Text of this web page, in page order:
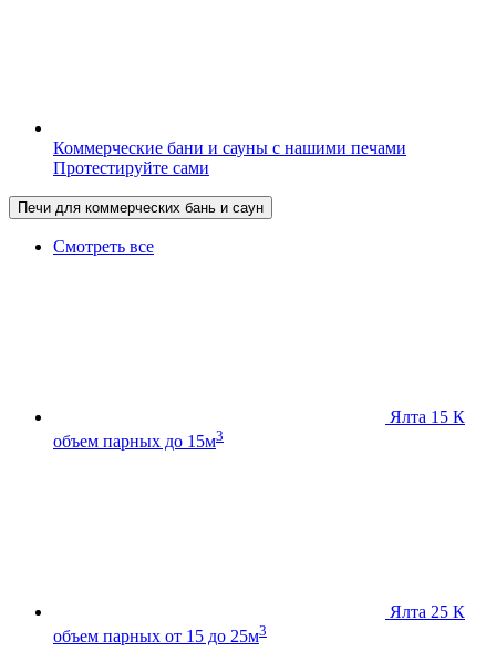
Коммерческие бани и сауны с нашими печами
Протестируйте сами
Печи для коммерческих бань и саун
Смотреть все
Ялта 15 К
объем парных до 15м3
Ялта 25 К
объем парных от 15 до 25м3